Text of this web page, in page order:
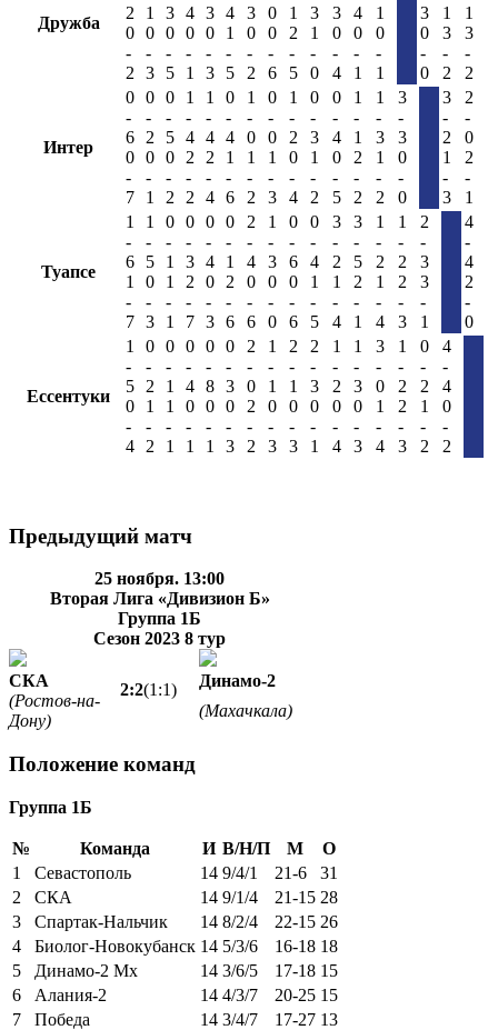
Дружба
2
0
-
2
1
0
-
3
3
0
-
5
4
0
-
1
3
0
-
3
4
1
-
5
3
0
-
2
0
0
-
6
1
2
-
5
3
1
-
0
3
0
-
4
4
0
-
1
1
0
-
1
3
0
-
0
1
3
-
2
1
3
-
2
Интер
0
-
6
0
-
7
0
-
2
0
-
1
0
-
5
0
-
2
1
-
4
2
-
2
1
-
4
2
-
4
0
-
4
1
-
6
1
-
0
1
-
2
0
-
0
1
-
3
1
-
2
0
-
4
0
-
3
1
-
2
0
-
4
0
-
5
1
-
1
2
-
2
1
-
3
1
-
2
3
-
3
0
-
0
3
-
2
1
-
3
2
-
0
2
-
1
Туапсе
1
-
6
1
-
7
1
-
5
0
-
3
0
-
1
1
-
1
0
-
3
2
-
7
0
-
4
0
-
3
0
-
1
2
-
6
2
-
4
0
-
6
1
-
3
0
-
0
0
-
6
0
-
6
0
-
4
1
-
5
3
-
2
1
-
4
3
-
5
2
-
1
1
-
2
1
-
4
1
-
2
2
-
3
2
-
3
3
-
1
4
-
4
2
-
0
Ессентуки
1
-
5
0
-
4
0
-
2
1
-
2
0
-
1
1
-
1
0
-
4
0
-
1
0
-
8
0
-
1
0
-
3
0
-
3
2
-
0
2
-
2
1
-
1
0
-
3
2
-
1
0
-
3
2
-
3
0
-
1
1
-
2
0
-
4
1
-
3
0
-
3
3
-
0
1
-
4
1
-
2
2
-
3
0
-
2
1
-
2
4
-
4
0
-
2
Предыдущий матч
25 ноября. 13:00
Вторая Лига «Дивизион Б»
Группа 1Б
Сезон 2023 8 тур
2:2(1:1)
СКА
Динамо-2
(Ростов-на-
Дону)
(Махачкала)
Положение команд
Группа 1Б
№ Команда И В/Н/П М
О
1
Севастополь 14 9/4/1 21-6
31
2
СКА 14 9/1/4 21-15 28
3
Спартак-Нальчик 14 8/2/4 22-15 26
4
Биолог-Новокубанск 14 5/3/6 16-18 18
5
Динамо-2 Мх 14 3/6/5 17-18 15
6
Алания-2 14 4/3/7 20-25 15
7
Победа 14 3/4/7 17-27 13